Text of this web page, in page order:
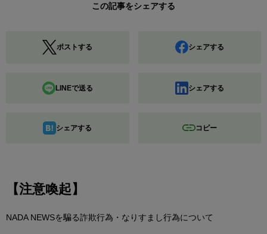
この記事をシェアする
ポストする シェアする
LINEで送る シェアする
シェアする コピー
【注意喚起】
NADA NEWSを騙る詐欺行為・なりすまし行為について